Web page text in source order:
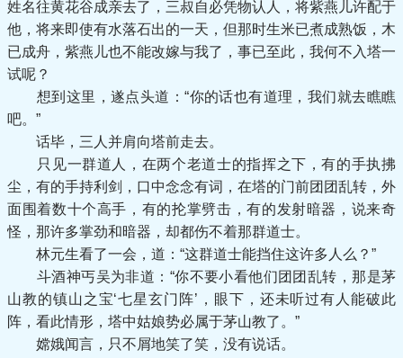
姓名往黄花谷成亲去了，三叔自必凭物认人，将紫燕儿许配于
他，将来即使有水落石出的一天，但那时生米已煮成熟饭，木
已成舟，紫燕儿也不能改嫁与我了，事已至此，我何不入塔一
试呢？
想到这里，遂点头道：“你的话也有道理，我们就去瞧瞧
吧。”
话毕，三人并肩向塔前走去。
只见一群道人，在两个老道士的指挥之下，有的手执拂
尘，有的手持利剑，口中念念有词，在塔的门前团团乱转，外
面围着数十个高手，有的抡掌劈击，有的发射暗器，说来奇
怪，那许多掌劲和暗器，却都伤不着那群道士。
林元生看了一会，道：“这群道士能挡住这许多人么？”
斗酒神丐吴为非道：“你不要小看他们团团乱转，那是茅
山教的镇山之宝‘七星玄门阵’，眼下，还未听过有人能破此
阵，看此情形，塔中姑娘势必属于茅山教了。”
嫦娥闻言，只不屑地笑了笑，没有说话。